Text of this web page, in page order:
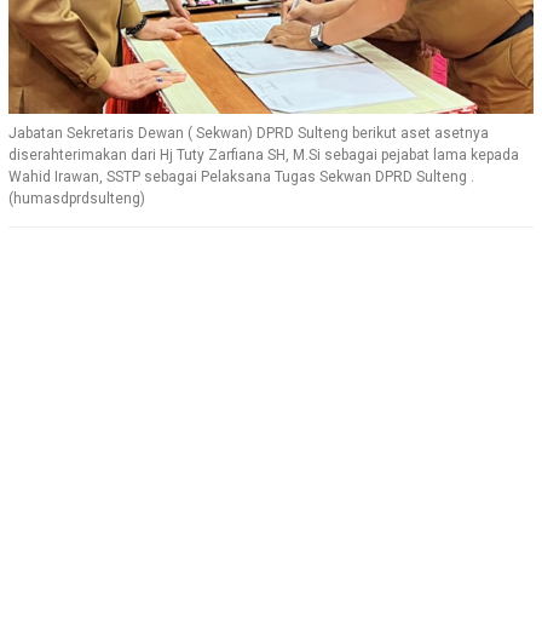
Jabatan Sekretaris Dewan ( Sekwan) DPRD Sulteng berikut aset asetnya
diserahterimakan dari Hj Tuty Zarfiana SH, M.Si sebagai pejabat lama kepada
Wahid Irawan, SSTP sebagai Pelaksana Tugas Sekwan DPRD Sulteng .
(humasdprdsulteng)